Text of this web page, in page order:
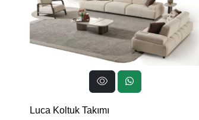
Luca Koltuk Takımı